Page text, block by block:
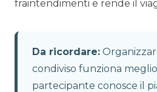
fraintendimenti e rende il
Da ricordare:
condiviso funziona
partecipante conosce il